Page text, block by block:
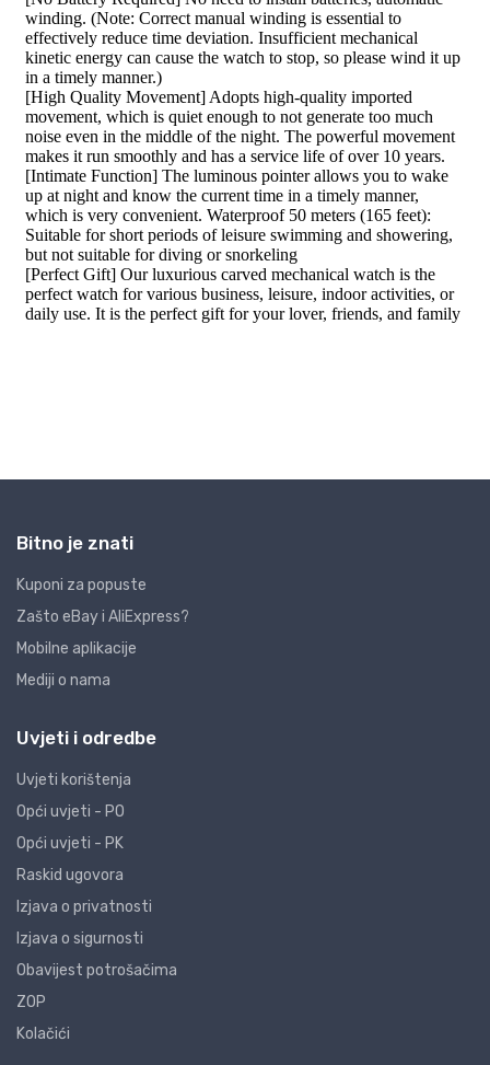
Bitno je znati
Kuponi za popuste
Zašto eBay i AliExpress?
Mobilne aplikacije
Mediji o nama
Uvjeti i odredbe
Uvjeti korištenja
Opći uvjeti - PO
Opći uvjeti - PK
Raskid ugovora
Izjava o privatnosti
Izjava o sigurnosti
Obavijest potrošačima
ZOP
Kolačići